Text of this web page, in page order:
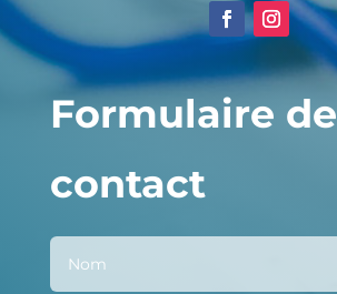
Formulaire de
contact